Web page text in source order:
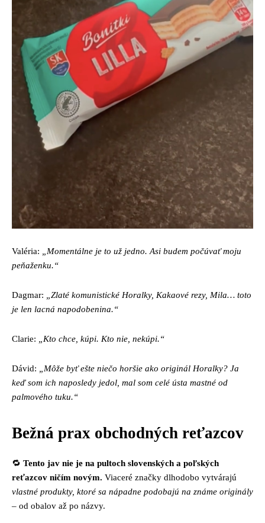
Valéria:
„Momentálne je to už jedno. Asi budem počúvať moju
peňaženku.“
Dagmar:
„Zlaté komunistické Horalky, Kakaové rezy, Mila… toto
je len lacná napodobenina.“
Clarie: „Kto chce, kúpi. Kto nie, nekúpi.“
Dávid:
„Môže byť ešte niečo horšie ako originál Horalky? Ja
keď som ich naposledy jedol, mal som celé ústa mastné od
palmového tuku.“
Bežná prax obchodných reťazcov
🔁 Tento jav nie je na pultoch slovenských a poľských
reťazcov ničím novým. Viaceré značky dlhodobo vytvárajú
vlastné produkty, ktoré sa nápadne podobajú na známe originály
– od obalov až po názvy.